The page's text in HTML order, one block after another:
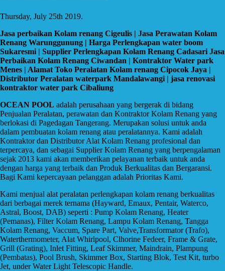
Thursday, July 25th 2019.
Jasa perbaikan Kolam renang Cigeulis | Jasa Perawatan Kolam
Renang Warunggunung | Harga Perlengkapan water boom
Sukaresmi | Supplier Perlengkapan Kolam Renang Cadasari Jasa
Perbaikan Kolam Renang Ciwandan | Kontraktor Water park
Menes | Alamat Toko Peralatan Kolam renang Cipocok Jaya |
Distributor Peralatan waterpark Mandalawangi | jasa renovasi
kontraktor water park Cibaliung
OCEAN POOL adalah perusahaan yang bergerak di bidang
Penjualan Peralatan, perawatan dan Kontraktor Kolam Renang yang
berlokasi di Pagedagan Tangerang. Merupakan solusi untuk anda
dalam pembuatan kolam renang atau peralatannya. Kami adalah
Kontraktor dan Distributor Alat Kolam Renang profesional dan
terpercaya, dan sebagai Supplier Kolam Renang yang berpengalaman
sejak 2013 kami akan memberikan pelayanan terbaik untuk anda
dengan harga yang terbaik dan Produk Berkualitas dan Bergaransi.
Bagi Kami kepercayaan pelanggan adalah Prioritas Kami.
Kami menjual alat peralatan perlengkapan kolam renang berkualitas
dari berbagai merek ternama (Hayward, Emaux, Pentair, Waterco,
Astral, Boost, DAB) seperti : Pump Kolam Renang, Heater
(Pemanas), Filter Kolam Renang, Lampu Kolam Renang, Tangga
Kolam Renang, Vaccum, Spare Part, Valve,Transformator (Trafo),
Waterthermometer, Alat Whirlpool, Clhorine Fedeer, Frame & Grate,
Grill (Grating), Inlet Fitting, Leaf Skimmer, Maindrain, Plampung
(Pembatas), Pool Brush, Skimmer Box, Starting Blok, Test Kit, turbo
Jet, under Water Light Telescopic Handle.